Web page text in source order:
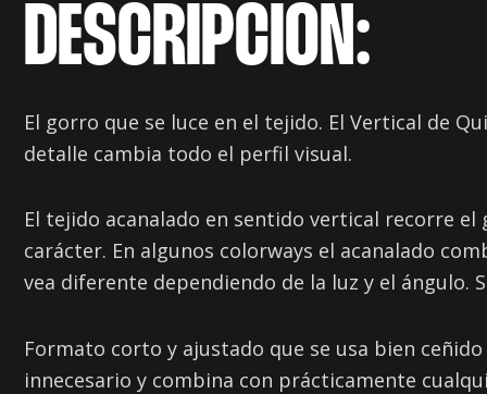
DESCRIPCIÓN:
El gorro que se luce en el tejido. El Vertical de
detalle cambia todo el perfil visual.
El tejido acanalado en sentido vertical recorre
carácter. En algunos colorways el acanalado
vea diferente dependiendo de la luz y el
Formato corto y ajustado que se usa bien
innecesario y combina con prácticamente